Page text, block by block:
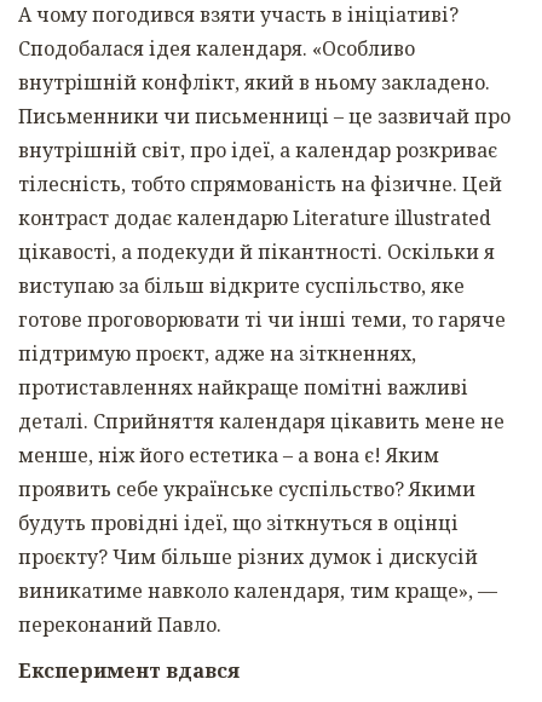
А чому погодився взяти участь в ініціативі?
Сподобалася ідея календаря. «Особливо
внутрішній конфлікт, який в ньому закладено.
Письменники чи письменниці – це зазвичай про
внутрішній світ, про ідеї, а календар розкриває
тілесність, тобто спрямованість на фізичне. Цей
контраст додає календарю Literature illustrated
цікавості, а подекуди й пікантності. Оскільки я
виступаю за більш відкрите суспільство, яке
готове проговорювати ті чи інші теми, то гаряче
підтримую проєкт, адже на зіткненнях,
протиставленнях найкраще помітні важливі
деталі. Сприйняття календаря цікавить мене не
менше, ніж його естетика – а вона є! Яким
проявить себе українське суспільство? Якими
будуть провідні ідеї, що зіткнуться в оцінці
проєкту? Чим більше різних думок і дискусій
виникатиме навколо календаря, тим краще», —
переконаний Павло.
Експеримент вдався